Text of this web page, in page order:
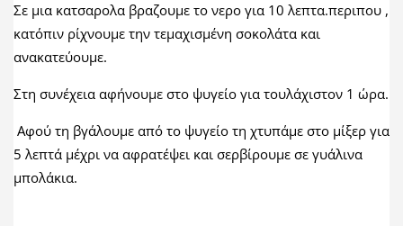
Σε μια κατσαρολα βραζουμε το νερο για 10 λεπτα.περιπου ,
κατόπιν ρίχνουμε την τεμαχισμένη σοκολάτα και
ανακατεύουμε.
Στη συνέχεια αφήνουμε στο ψυγείο για τουλάχιστον 1 ώρα.
Αφού τη βγάλουμε από το ψυγείο τη χτυπάμε στο μίξερ για
5 λεπτά μέχρι να αφρατέψει και σερβίρουμε σε γυάλινα
μπολάκια.